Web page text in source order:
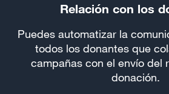
Relación con los
Puedes automatizar la
todos los donantes que
campañas con el envío del
donación.